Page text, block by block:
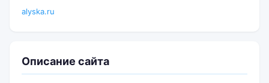
alyska.ru
Описание сайта